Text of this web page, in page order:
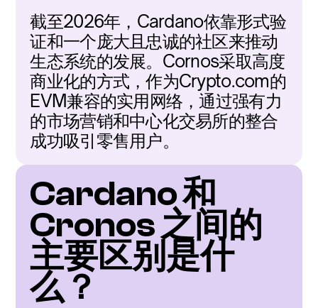
截至2026年，Cardano依靠形式验
证和一个庞大且忠诚的社区来推动
生态系统的发展。Cornos采取高度
商业化的方式，作为Crypto.com的
EVM兼容的实用网络，通过强有力
的市场营销和中心化交易所的整合
成功吸引零售用户。
Cardano 和
Cronos 之间的
主要区别是什
么？